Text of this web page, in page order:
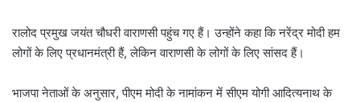
रालोद प्रमुख जयंत चौधरी वाराणसी पहुंच गए हैं। उन्होंने कहा कि नरेंद्र मोदी हम
लोगों के लिए प्रधानमंत्री हैं, लेकिन वाराणसी के लोगों के लिए सांसद हैं।
भाजपा नेताओं के अनुसार, पीएम मोदी के नामांकन में सीएम योगी आदित्यनाथ के